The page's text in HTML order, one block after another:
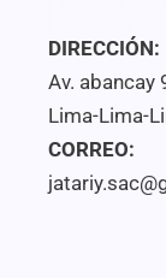
DIRECCIÓN:
Av. abancay
Lima-Lima-
CORREO: